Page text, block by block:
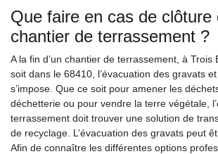
Que faire en cas de clôture
chantier de terrassement ?
A la fin d’un chantier de terrassement, à Trois
soit dans le 68410, l’évacuation des gravats
s’impose. Que ce soit pour amener les
déchetterie ou pour vendre la terre végétale,
terrassement doit trouver une solution de
de recyclage. L’évacuation des gravats peut
Afin de connaître les différentes options